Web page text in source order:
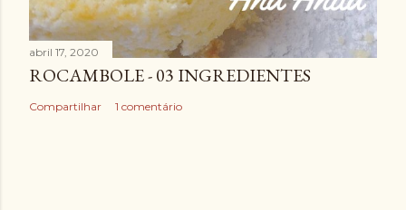
abril 17, 2020
ROCAMBOLE - 03 INGREDIENTES
Compartilhar 1 comentário